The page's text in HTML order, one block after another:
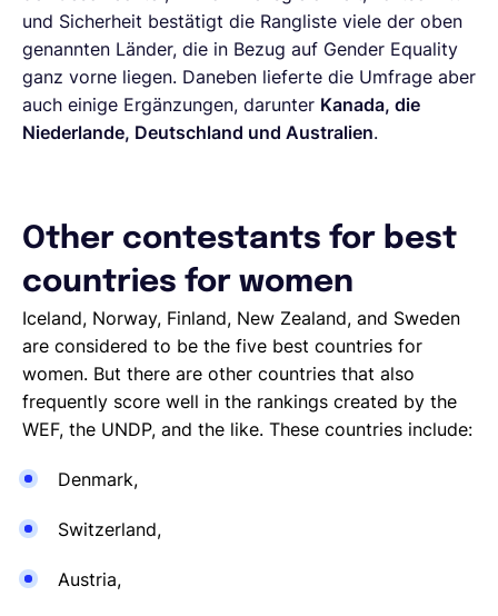
und Sicherheit bestätigt die Rangliste viele der oben
genannten Länder, die in Bezug auf Gender Equality
ganz vorne liegen. Daneben lieferte die Umfrage aber
auch einige Ergänzungen, darunter Kanada, die
Niederlande, Deutschland und Australien.
Other contestants for best
countries for women
Iceland, Norway, Finland, New Zealand, and Sweden
are considered to be the five best countries for
women. But there are other countries that also
frequently score well in the rankings created by the
WEF, the UNDP, and the like. These countries include:
Denmark,
Switzerland,
Austria,